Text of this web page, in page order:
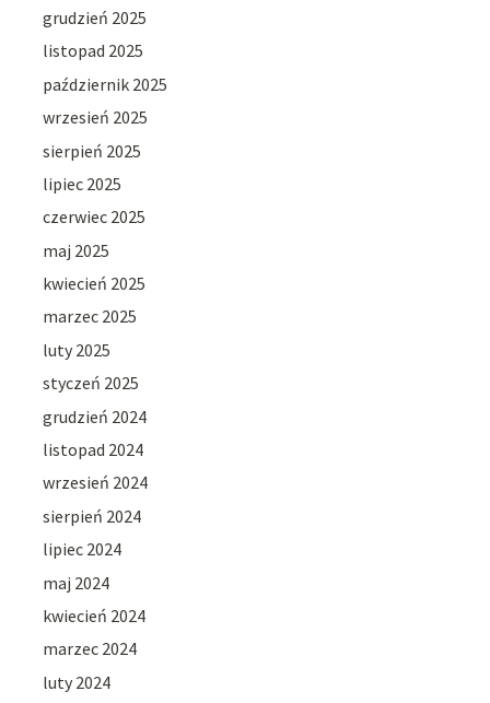
grudzień 2025
listopad 2025
październik 2025
wrzesień 2025
sierpień 2025
lipiec 2025
czerwiec 2025
maj 2025
kwiecień 2025
marzec 2025
luty 2025
styczeń 2025
grudzień 2024
listopad 2024
wrzesień 2024
sierpień 2024
lipiec 2024
maj 2024
kwiecień 2024
marzec 2024
luty 2024